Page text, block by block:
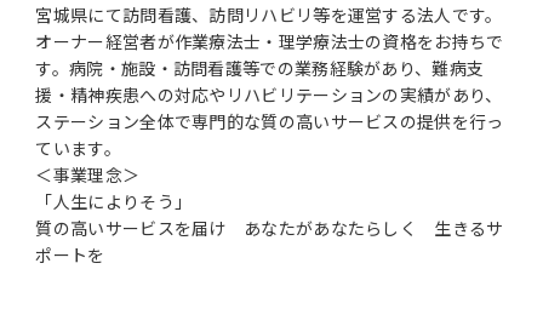
宮城県にて訪問看護、訪問リハビリ等を運営する法人です。
オーナー経営者が作業療法士・理学療法士の資格をお持ちで
す。病院・施設・訪問看護等での業務経験があり、難病支
援・精神疾患への対応やリハビリテーションの実績があり、
ステーション全体で専門的な質の高いサービスの提供を行っ
ています。
＜事業理念＞
「人生によりそう」
質の高いサービスを届け あなたがあなたらしく 生きるサ
ポートを